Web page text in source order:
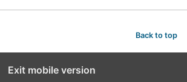
Back to top
Exit mobile version